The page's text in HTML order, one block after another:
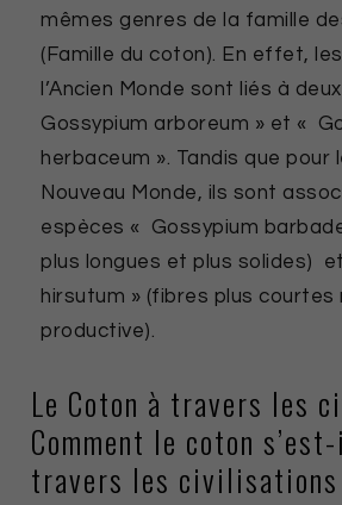
mêmes genres de la famille
(Famille du coton). En effet,
l’Ancien Monde sont liés à
Gossypium arboreum » et «
herbaceum ». Tandis que pour
Nouveau Monde, ils sont
espèces « Gossypium
plus longues et plus solides)
hirsutum » (fibres plus courtes
productive).
Le Coton à travers les
Comment le coton
travers les